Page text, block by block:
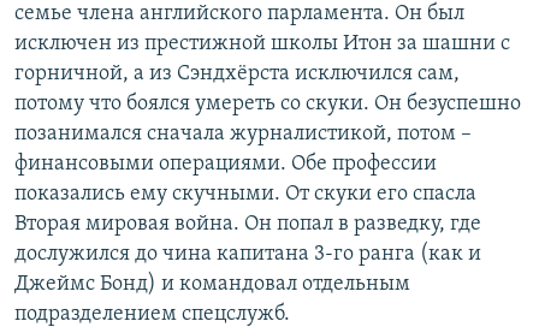
семье члена английского парламента. Он был
исключен из престижной школы Итон за шашни с
горничной, а из Сэндхёрста исключился сам,
потому что боялся умереть со скуки. Он безуспешно
позанимался сначала журналистикой, потом –
финансовыми операциями. Обе профессии
показались ему скучными. От скуки его спасла
Вторая мировая война. Он попал в разведку, где
дослужился до чина капитана 3-го ранга (как и
Джеймс Бонд) и командовал отдельным
подразделением спецслужб.